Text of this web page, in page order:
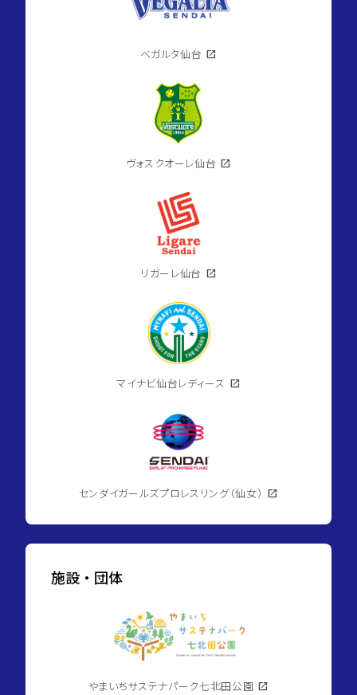
ベガルタ仙台 open_in_new
ヴォスクオーレ仙台 open_in_new
リガーレ仙台 open_in_new
マイナビ仙台レディース open_in_new
センダイガールズプロレスリング（仙女） open_in_new
施設・団体
やまいちサステナパーク七北田公園 open_in_new